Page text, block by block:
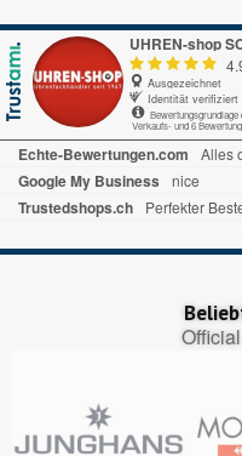
UHREN-shop
Ausgezeichnet
Identität verifiziert
Bewertungsgrundlage
Verkaufs- und 6
Echte-Bewertungen.com Alles
Google My Business nice
Trustedshops.ch Perfekter